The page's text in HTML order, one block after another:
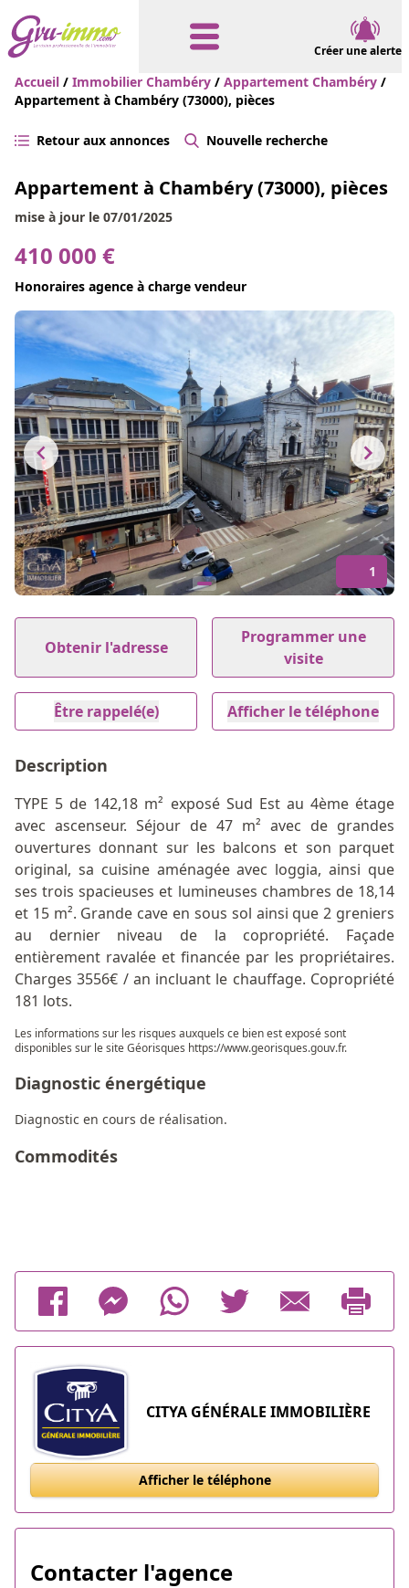
Créer une alerte
Accueil / Immobilier Chambéry / Appartement Chambéry /
Appartement à Chambéry (73000), pièces
Retour aux annonces Nouvelle recherche
Appartement à Chambéry (73000), pièces
mise à jour le 07/01/2025
410 000 €
Honoraires agence à charge vendeur
1
1
1
Obtenir l'adresse
Programmer une
visite
Être rappelé(e) Afficher le téléphone
Description
TYPE 5 de 142,18 m² exposé Sud Est au 4ème étage
avec ascenseur. Séjour de 47 m² avec de grandes
ouvertures donnant sur les balcons et son parquet
original, sa cuisine aménagée avec loggia, ainsi que
ses trois spacieuses et lumineuses chambres de 18,14
et 15 m². Grande cave en sous sol ainsi que 2 greniers
au dernier niveau de la copropriété. Façade
entièrement ravalée et financée par les propriétaires.
Charges 3556€ / an incluant le chauffage. Copropriété
181 lots.
Les informations sur les risques auxquels ce bien est exposé sont
disponibles sur le site Géorisques https://www.georisques.gouv.fr.
Diagnostic énergétique
Diagnostic en cours de réalisation.
Commodités
CITYA GÉNÉRALE IMMOBILIÈRE
Afficher le téléphone
Contacter l'agence